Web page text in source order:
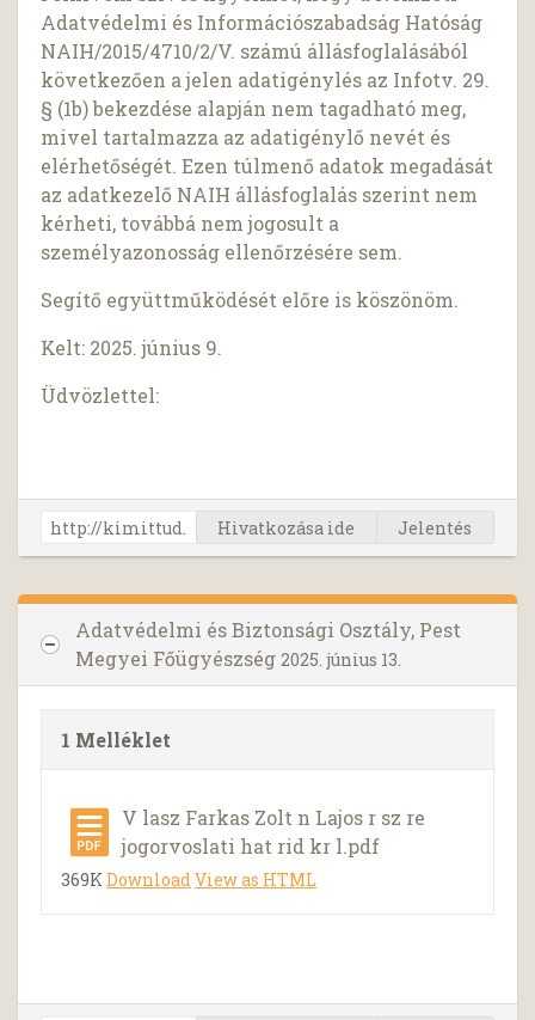
Adatvédelmi és Információszabadság Hatóság
NAIH/2015/4710/2/V. számú állásfoglalásából
következően a jelen adatigénylés az Infotv. 29.
§ (1b) bekezdése alapján nem tagadható meg,
mivel tartalmazza az adatigénylő nevét és
elérhetőségét. Ezen túlmenő adatok megadását
az adatkezelő NAIH állásfoglalás szerint nem
kérheti, továbbá nem jogosult a
személyazonosság ellenőrzésére sem.
Segítő együttműködését előre is köszönöm.
Kelt: 2025. június 9.
Üdvözlettel:
Hivatkozása ide Jelentés
Adatvédelmi és Biztonsági Osztály, Pest
Megyei Főügyészség 2025. június 13.
1 Melléklet
V lasz Farkas Zolt n Lajos r sz re
jogorvoslati hat rid kr l.pdf
369KDownloadView as HTML